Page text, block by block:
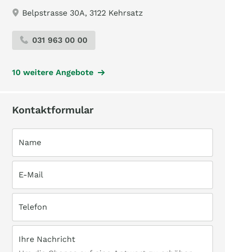
Belpstrasse 30A, 3122 Kehrsatz
031 963 00 00
10 weitere Angebote
Kontaktformular
Name
E-Mail
Telefon
Ihre Nachricht